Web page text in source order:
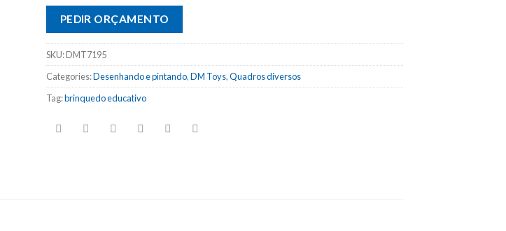
PEDIR ORÇAMENTO
SKU:DMT7195
Categories:Desenhando e pintando,DM Toys,Quadros diversos
Tag:brinquedo educativo